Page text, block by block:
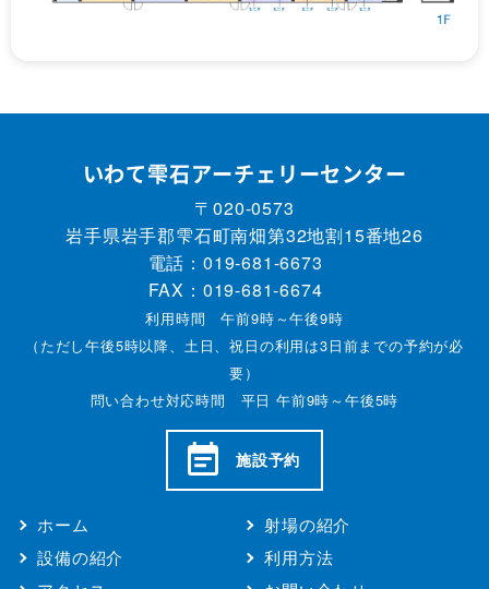
いわて雫石アーチェリーセンター
〒020-0573
岩手県岩手郡雫石町南畑第32地割15番地26
電話： 019-681-6673
FAX：019-681-6674
利用時間 午前9時～午後9時
（ただし午後5時以降、土日、祝日の利用は3日前までの予約が必
要）
問い合わせ対応時間 平日 午前9時～午後5時
施設予約
ホーム
射場の紹介
設備の紹介
利用方法